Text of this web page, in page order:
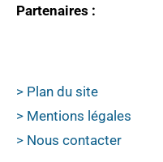
Partenaires :
> Plan du site
> Mentions légales
> Nous contacter